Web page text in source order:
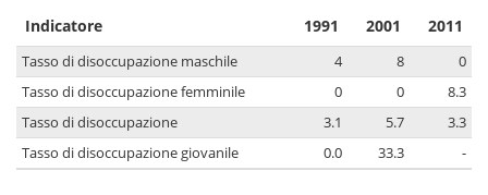
Indicatore 1991 2001 2011
Tasso di disoccupazione maschile 4 8
0
Tasso di disoccupazione femminile
0 0
8.3
Tasso di disoccupazione
3.1 5.7
3.3
Tasso di disoccupazione giovanile
0.0 33.3 -